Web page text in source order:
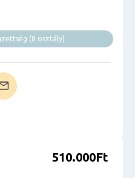
(8 osztály)
510.000Ft